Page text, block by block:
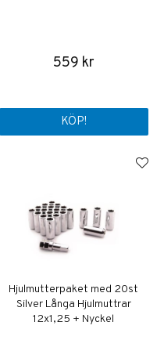
559 kr
KÖP!
Hjulmutterpaket med 20st
Silver Långa Hjulmuttrar
12x1,25 + Nyckel